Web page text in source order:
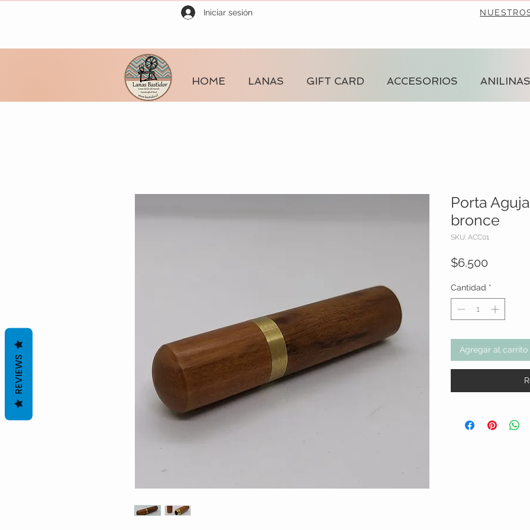
Iniciar sesión
HOME LANAS GIFT CARD ACCESORIOS ANILINAS
Porta
bronce
SKU: ACC01
$6.500
Cantidad *
Agregar al carrito
REVIEWS